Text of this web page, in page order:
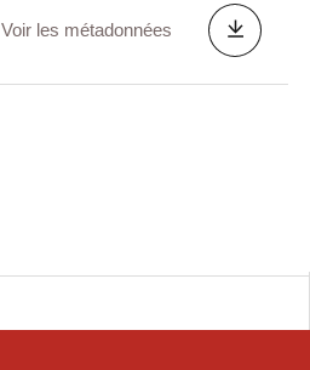
Voir les métadonnées